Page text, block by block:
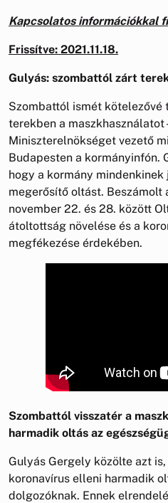
Kapcsolatos információkkal
Frissítve: 2021.11.18.
Gulyás: szombattól zárt
Szombattól ismét kötelezővé
terekben a maszkhasználatot
Miniszterelnökséget vezető
Budapesten a kormányinfón.
hogy a kormány mindenkinek
megerősítő oltást. Beszámolt
november 22. és 28. között
átoltottság növelése és a
megfékezése érdekében.
Szombattól visszatér a
harmadik oltás az
Gulyás Gergely közölte azt
koronavírus elleni harmadik
dolgozóknak. Ennek